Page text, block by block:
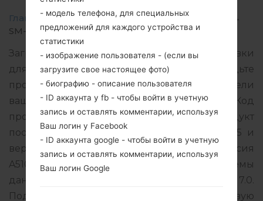
Главная →Galaxy A5 2016 →SamsungSM-A510F
→
SM-A510F_1_20190709202853_a491j9cv30.zip
Загрузите последнее обновление прошивки
для Samsung Galaxy A5 2016, но не забудьте
проверить, соответствует ли номер модели
вашего смартфона указанному SM-A510F. Код
прошивки AMO для SPAIN. Продукт
поставляется с версией PDA A510FXXS8CSF5 и
версия CSC A510FAMO8CSF5, MODEM версия
A510FXXS8CSF5. Версия операционной системы
данной прошивки Android Nougat 7.0.
Подробная инструкция, как прошить стоковую
- модель телефона, для специальных
предложений для каждого устройства и
статистики
- изображение пользователя - (если вы
загрузите свое настоящее фото)
- биографию - описание пользователя
- ID аккаунта у fb - чтобы войти в учетную
запись и оставлять комментарии, используя
Ваш логин у Facebook
- ID аккаунта google - чтобы войти в учетную
запись и оставлять комментарии, используя
Ваш логин Google